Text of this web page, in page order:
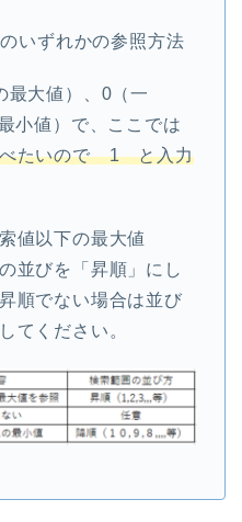
いずれかの参照方法
最大値）、0（一
小値）で、ここでは
べたいので 1 と入力
値以下の最大値
並びを「昇順」にし
順でない場合は並び
てください。